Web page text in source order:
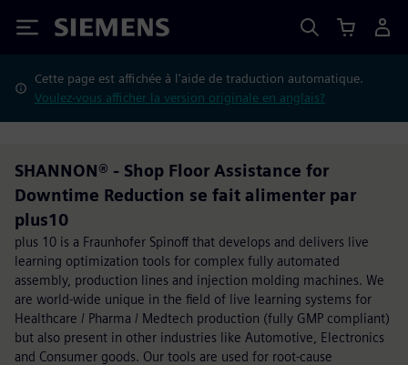
Siemens
Cette page est affichée à l'aide de traduction automatique.
Voulez-vous afficher la version originale en anglais?
SHANNON® - Shop Floor Assistance for
Downtime Reduction se fait alimenter par
plus10
plus 10 is a Fraunhofer Spinoff that develops and delivers live
learning optimization tools for complex fully automated
assembly, production lines and injection molding machines. We
are world-wide unique in the field of live learning systems for
Healthcare / Pharma / Medtech production (fully GMP compliant)
but also present in other industries like Automotive, Electronics
and Consumer goods. Our tools are used for root-cause